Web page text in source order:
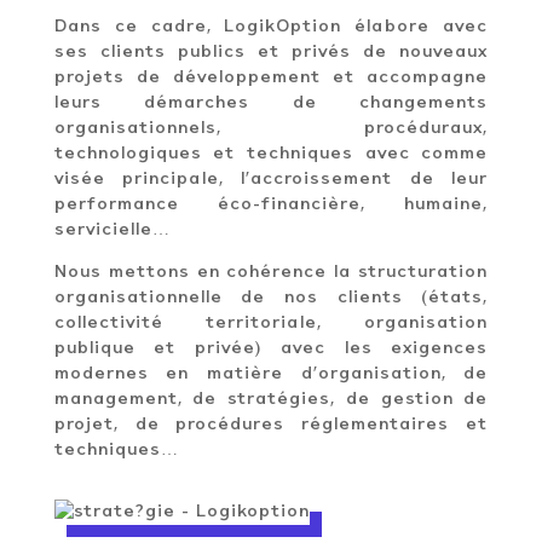
Dans ce cadre, LogikOption élabore avec
ses clients publics et privés de nouveaux
projets de développement et accompagne
leurs démarches de changements
organisationnels, procéduraux,
technologiques et techniques avec comme
visée principale, l’accroissement de leur
performance éco-financière, humaine,
servicielle…
Nous mettons en cohérence la structuration
organisationnelle de nos clients (états,
collectivité territoriale, organisation
publique et privée) avec les exigences
modernes en matière d’organisation, de
management, de stratégies, de gestion de
projet, de procédures réglementaires et
techniques…